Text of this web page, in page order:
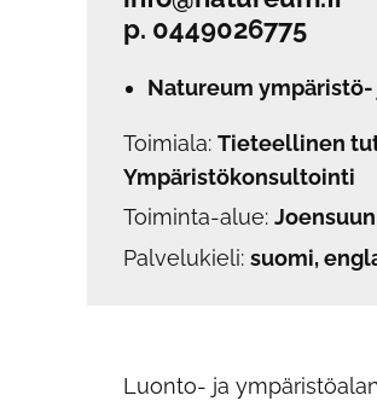
p. 0449026775
Natureum
Toimiala: Tieteellinen
Ympäristökonsultointi
Toiminta-alue:
Palvelukieli: suomi,
Luonto- ja